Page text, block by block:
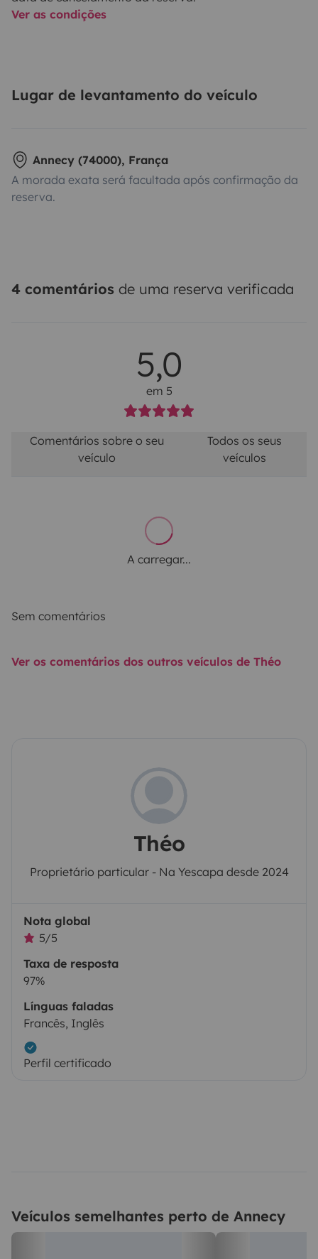
Ver as condições
Lugar de levantamento do veículo
Annecy (74000), França
A morada exata será facultada após confirmação da
reserva.
4 comentários de uma reserva verificada
5,0
em 5
Comentários sobre o seu
veículo
Todos os seus
veículos
A carregar...
Sem comentários
Ver os comentários dos outros veículos de Théo
Théo
Proprietário particular - Na Yescapa desde 2024
Nota global
5/5
Taxa de resposta
97%
Línguas faladas
Francês, Inglês
Perfil certificado
Veículos semelhantes perto de Annecy